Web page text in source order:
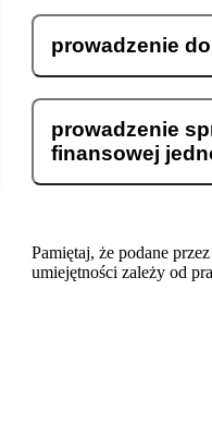
prowadzenie
prowadzenie
finansowej
Pamiętaj, że podane
umiejętności zależy od